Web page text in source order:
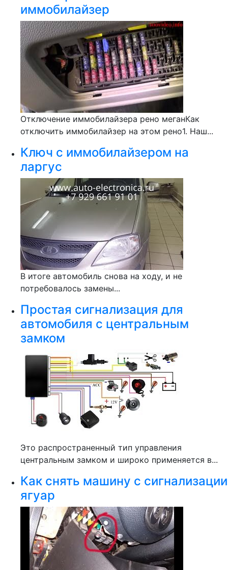
иммобилайзер
Отключение иммобилайзера рено меганКак
отключить иммобилайзер на этом рено1. Наш...
Ключ с иммобилайзером на
ларгус
В итоге автомобиль снова на ходу, и не
потребовалось замены...
Простая сигнализация для
автомобиля с центральным
замком
Это распространенный тип управления
центральным замком и широко применяется в...
Как снять машину с сигнализации
ягуар